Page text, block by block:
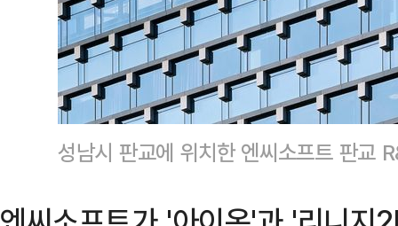
성남시 판교에 위치한 엔씨소프트 판교